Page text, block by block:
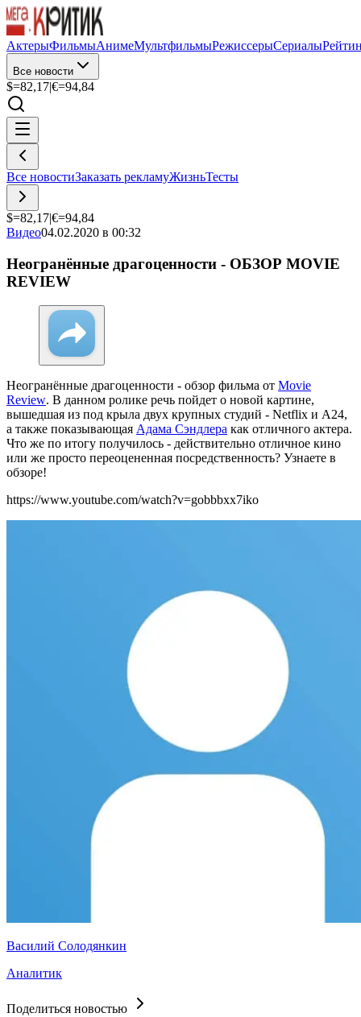
АктерыФильмыАнимеМультфильмыРежиссерыСериалы
Все новости
$=82,17|€=94,84
Все новостиЗаказать рекламуЖизньТесты
$=82,17|€=94,84
Видео04.02.2020 в 00:32
Неогранённые драгоценности - ОБЗОР MOVIE
REVIEW
Неогранённые драгоценности - обзор фильма от Movie
Review. В данном ролике речь пойдет о новой картине,
вышедшая из под крыла двух крупных студий - Netflix и A24,
а также показывающая Адама Сэндлера как отличного актера.
Что же по итогу получилось - действительно отличное кино
или же просто переоцененная посредственность? Узнаете в
обзоре!
https://www.youtube.com/watch?v=gobbbxx7iko
Василий Солодянкин
Аналитик
Поделиться новостью